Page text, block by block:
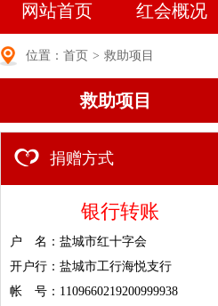
网站首页 红会概况
位置： 首页 > 救助项目
救助项目
捐赠方式
银行转账
户 名：盐城市红十字会
开户行：盐城市工行海悦支行
帐 号：1109660219200999938